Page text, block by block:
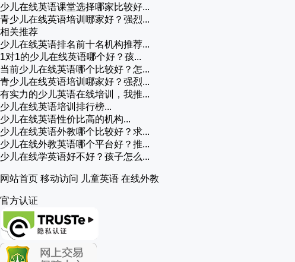
少儿在线英语课堂选择哪家比较好...
青少儿在线英语培训哪家好？强烈...
相关推荐
少儿在线英语排名前十名机构推荐...
1对1的少儿在线英语哪个好？孩...
当前少儿在线英语哪个比较好？怎...
青少儿在线英语培训哪家好？强烈...
有实力的少儿英语在线培训，我推...
少儿在线英语培训排行榜...
少儿在线英语性价比高的机构...
少儿在线英语外教哪个比较好？求...
少儿在线外教英语哪个平台好？推...
少儿在线学英语好不好？孩子怎么...
网站首页 移动访问 儿童英语 在线外教
官方认证